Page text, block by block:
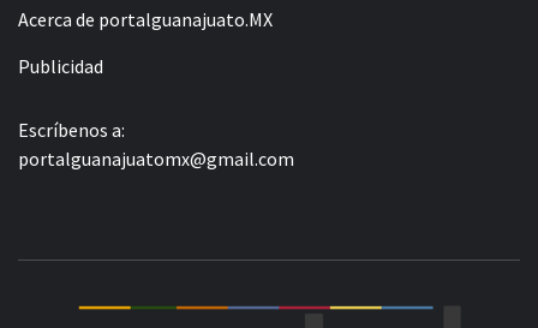
Acerca de portalguanajuato.MX
Publicidad
Escríbenos a:
portalguanajuatomx@gmail.com